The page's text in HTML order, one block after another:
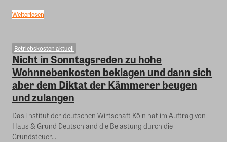
Weiterlesen
Betriebskosten aktuell
Nicht in Sonntagsreden zu hohe
Wohnnebenkosten beklagen und dann sich
aber dem Diktat der Kämmerer beugen
und zulangen
Das Institut der deutschen Wirtschaft Köln hat im Auftrag von
Haus & Grund Deutschland die Belastung durch die
Grundsteuer...